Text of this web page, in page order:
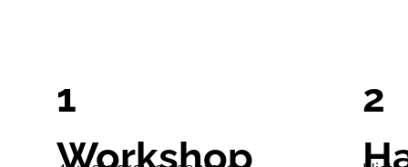
1
Workshop
2